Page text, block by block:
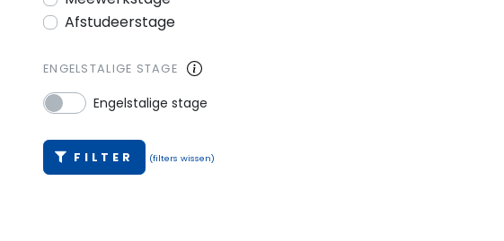
Afstudeerstage
ENGELSTALIGE STAGE
Engelstalige stage
FILTER (filters wissen)